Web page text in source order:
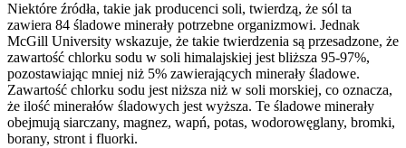
Niektóre źródła, takie jak producenci soli, twierdzą, że sól ta
zawiera 84 śladowe minerały potrzebne organizmowi. Jednak
McGill University wskazuje, że takie twierdzenia są przesadzone, że
zawartość chlorku sodu w soli himalajskiej jest bliższa 95-97%,
pozostawiając mniej niż 5% zawierających minerały śladowe.
Zawartość chlorku sodu jest niższa niż w soli morskiej, co oznacza,
że ilość minerałów śladowych jest wyższa. Te śladowe minerały
obejmują siarczany, magnez, wapń, potas, wodorowęglany, bromki,
borany, stront i fluorki.